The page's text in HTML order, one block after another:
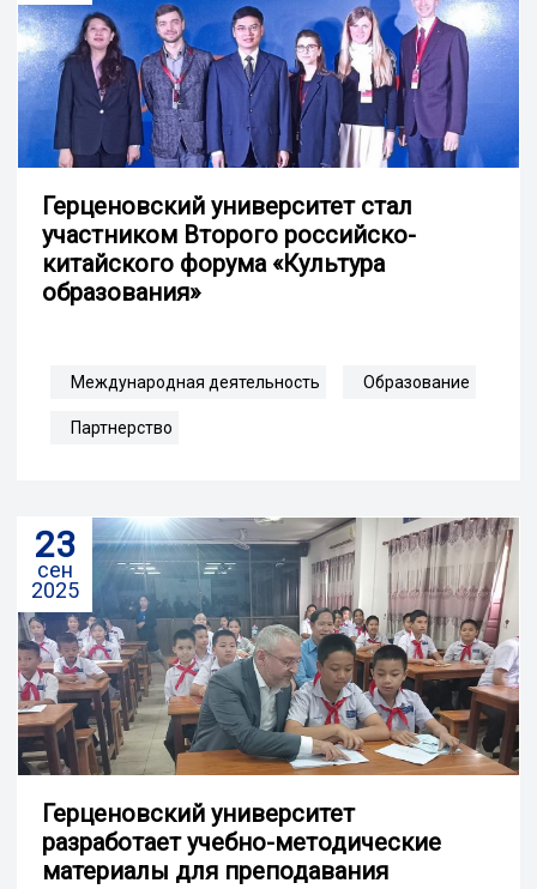
Герценовский университет стал
участником Второго российско-
китайского форума «Культура
образования»
Международная деятельность Образование
Партнерство
23
сен
2025
Герценовский университет
разработает учебно-методические
материалы для преподавания